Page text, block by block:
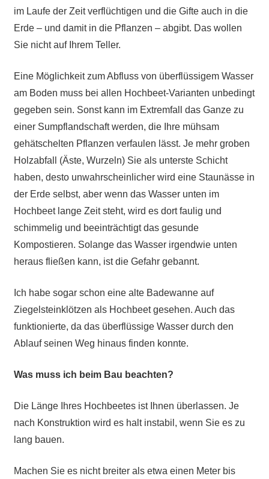
im Laufe der Zeit verflüchtigen und die Gifte auch in die
Erde – und damit in die Pflanzen – abgibt. Das wollen
Sie nicht auf Ihrem Teller.
Eine Möglichkeit zum Abfluss von überflüssigem Wasser
am Boden muss bei allen Hochbeet-Varianten unbedingt
gegeben sein. Sonst kann im Extremfall das Ganze zu
einer Sumpflandschaft werden, die Ihre mühsam
gehätschelten Pflanzen verfaulen lässt. Je mehr groben
Holzabfall (Äste, Wurzeln) Sie als unterste Schicht
haben, desto unwahrscheinlicher wird eine Staunässe in
der Erde selbst, aber wenn das Wasser unten im
Hochbeet lange Zeit steht, wird es dort faulig und
schimmelig und beeinträchtigt das gesunde
Kompostieren. Solange das Wasser irgendwie unten
heraus fließen kann, ist die Gefahr gebannt.
Ich habe sogar schon eine alte Badewanne auf
Ziegelsteinklötzen als Hochbeet gesehen. Auch das
funktionierte, da das überflüssige Wasser durch den
Ablauf seinen Weg hinaus finden konnte.
Was muss ich beim Bau beachten?
Die Länge Ihres Hochbeetes ist Ihnen überlassen. Je
nach Konstruktion wird es halt instabil, wenn Sie es zu
lang bauen.
Machen Sie es nicht breiter als etwa einen Meter bis